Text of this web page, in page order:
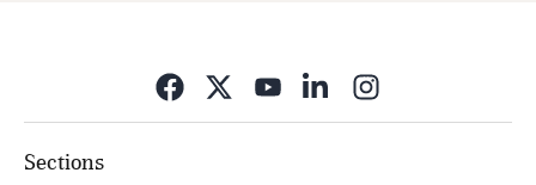
Sections